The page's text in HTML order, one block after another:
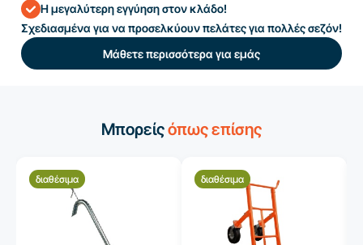
Η μεγαλύτερη εγγύηση στον κλάδο!
Σχεδιασμένα για να προσελκύουν πελάτες για πολλές σεζόν!
Μάθετε περισσότερα για εμάς
Μπορείςόπως επίσης
διαθέσιμα διαθέσιμα